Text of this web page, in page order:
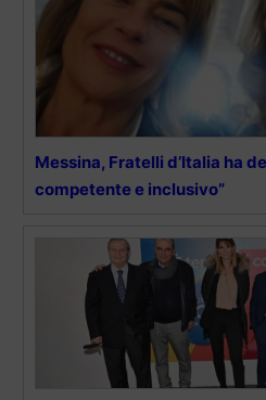
Messina, Fratelli d’Italia ha
competente e inclusivo”